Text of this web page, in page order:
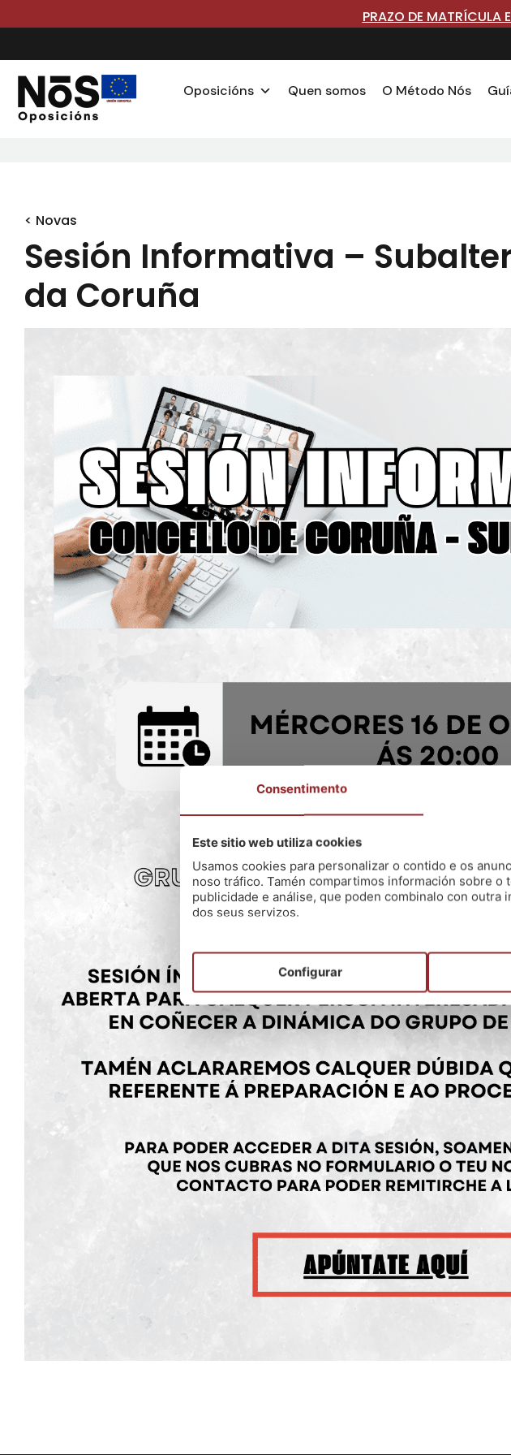
PRAZO DE
Oposicións Quen somos O Método Nós
< Novas
Sesión Informativa –
da Coruña
Consentimento
Este sitio web utiliza cookies
Usamos cookies para personalizar o contido e os
noso tráfico. Tamén compartimos información sobre
publicidade e análise, que poden combinalo con
dos seus servizos.
Configurar